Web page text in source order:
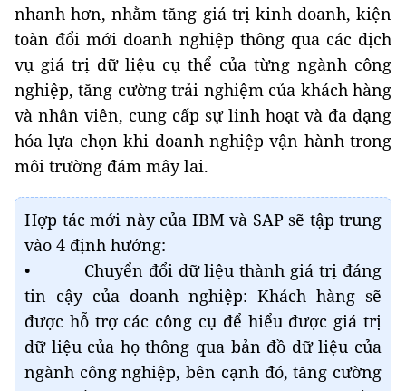
nhanh hơn, nhằm tăng giá trị kinh doanh, kiện
toàn đổi mới doanh nghiệp thông qua các dịch
vụ giá trị dữ liệu cụ thể của từng ngành công
nghiệp, tăng cường trải nghiệm của khách hàng
và nhân viên, cung cấp sự linh hoạt và đa dạng
hóa lựa chọn khi doanh nghiệp vận hành trong
môi trường đám mây lai.
Hợp tác mới này của IBM và SAP sẽ tập trung
vào 4 định hướng:
• Chuyển đổi dữ liệu thành giá trị đáng
tin cậy của doanh nghiệp: Khách hàng sẽ
được hỗ trợ các công cụ để hiểu được giá trị
dữ liệu của họ thông qua bản đồ dữ liệu của
ngành công nghiệp, bên cạnh đó, tăng cường